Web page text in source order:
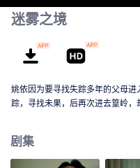
迷雾之境
姚依因为要寻找失踪多年的父母
踪，寻找未果，后再次进去篁岭
剧集